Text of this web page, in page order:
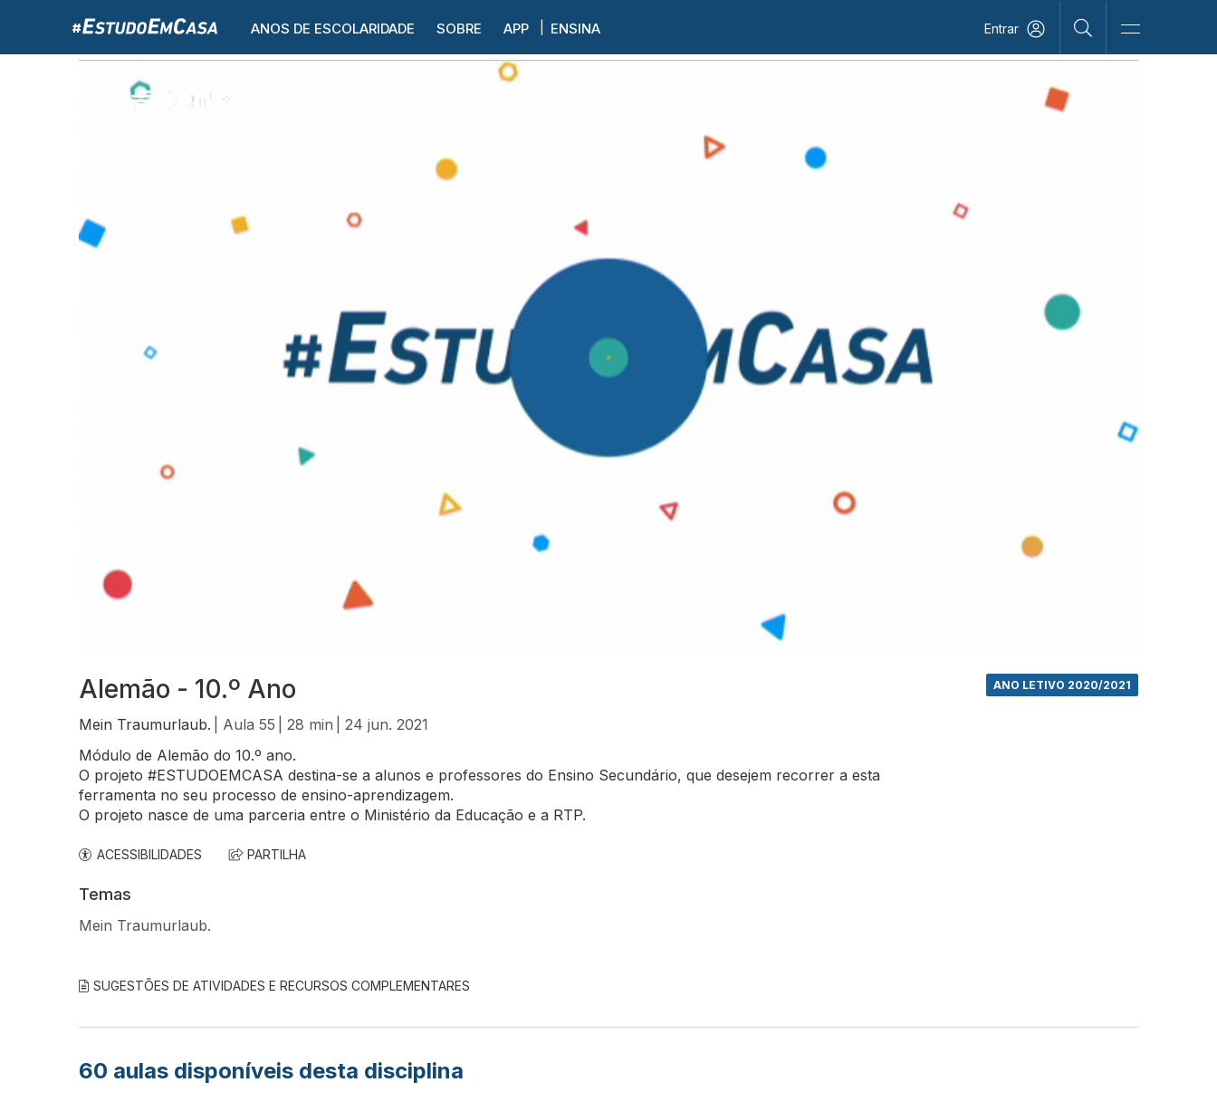
ANOS DE ESCOLARIDADE SOBRE APP ENSINA Entrar
Alemão - 10.º Ano
Mein Traumurlaub. | Aula 55 | 28 min | 24 jun. 2021
ANO LETIVO 2020/2021
Módulo de Alemão do 10.º ano.
O projeto #ESTUDOEMCASA destina-se a alunos e professores do Ensino Secundário, que desejem recorrer a esta
ferramenta no seu processo de ensino-aprendizagem.
O projeto nasce de uma parceria entre o Ministério da Educação e a RTP.
ACESSIBILIDADES PARTILHA
Temas
Mein Traumurlaub.
SUGESTÕES DE ATIVIDADES E RECURSOS COMPLEMENTARES
60 aulas disponíveis desta disciplina